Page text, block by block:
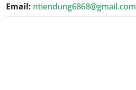
Email: ntiendung6868@gmail.com